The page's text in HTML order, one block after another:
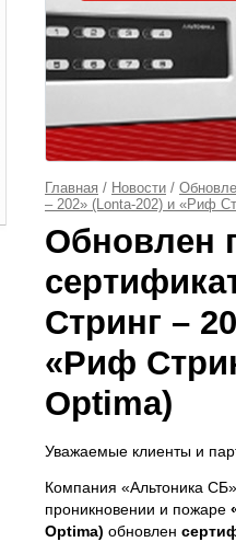
Главная / Новости /
– 202» (Lonta-202) и «Риф
Обновлен
Стринг –
«Риф
Optima)
Уважаемые клиенты и
Компания «Альтоника
проникновении и пожаре
Optima) обновлен